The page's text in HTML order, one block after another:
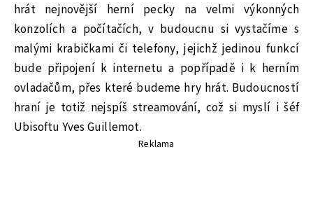
hrát nejnovější herní pecky na velmi výkonných
konzolích a počítačích, v budoucnu si vystačíme s
malými krabičkami či telefony, jejichž jedinou funkcí
bude připojení k internetu a popřípadě i k herním
ovladačům, přes které budeme hry hrát. Budoucností
hraní je totiž nejspíš streamování, což si myslí i šéf
Ubisoftu Yves Guillemot.
Reklama